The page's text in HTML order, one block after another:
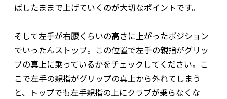
ばしたままで上げていくのが大切なポイントです。
そして左手が右腰くらいの高さに上がったポジション
でいったんストップ。この位置で左手の親指がグリッ
プの真上に乗っているかをチェックしてください。こ
こで左手の親指がグリップの真上から外れてしまう
と、トップでも左手親指の上にクラブが乗らなくな